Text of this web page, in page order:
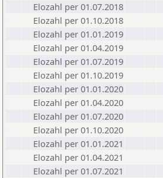
Elozahl per 01.07.2018
Elozahl per 01.10.2018
Elozahl per 01.01.2019
Elozahl per 01.04.2019
Elozahl per 01.07.2019
Elozahl per 01.10.2019
Elozahl per 01.01.2020
Elozahl per 01.04.2020
Elozahl per 01.07.2020
Elozahl per 01.10.2020
Elozahl per 01.01.2021
Elozahl per 01.04.2021
Elozahl per 01.07.2021